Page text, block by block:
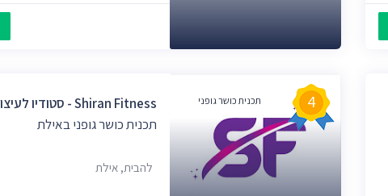
תכנית כושר גופני 4
Shiran Fitness - סטודיו לעיצוב וחיטוב הגוף
תכנית כושר גופני באילת
להבית, אילת